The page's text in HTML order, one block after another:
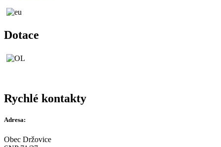
Dotace
Rychlé kontakty
Adresa:
Obec Držovice